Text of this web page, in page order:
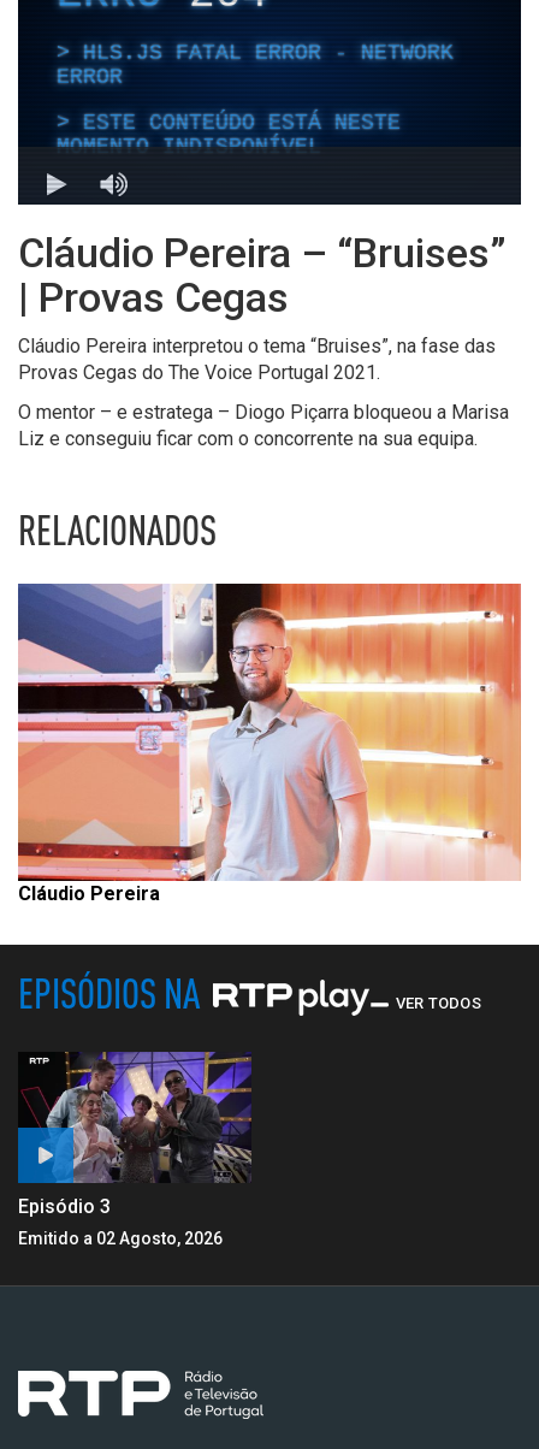
Cláudio Pereira – “Bruises”
| Provas Cegas
Cláudio Pereira interpretou o tema “Bruises”, na fase das
Provas Cegas do The Voice Portugal 2021.
O mentor – e estratega – Diogo Piçarra bloqueou a Marisa
Liz e conseguiu ficar com o concorrente na sua equipa.
RELACIONADOS
Cláudio Pereira
EPISÓDIOS NA VER TODOS
Episódio 3
Emitido a 02 Agosto, 2026